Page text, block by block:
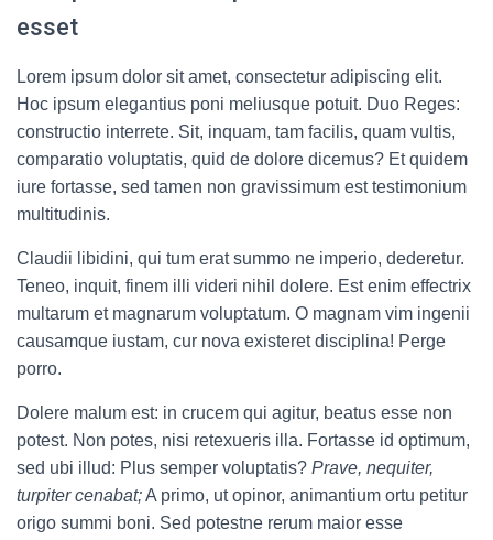
esset
Lorem ipsum dolor sit amet, consectetur adipiscing elit.
Hoc ipsum elegantius poni meliusque potuit. Duo Reges:
constructio interrete. Sit, inquam, tam facilis, quam vultis,
comparatio voluptatis, quid de dolore dicemus? Et quidem
iure fortasse, sed tamen non gravissimum est testimonium
multitudinis.
Claudii libidini, qui tum erat summo ne imperio, dederetur.
Teneo, inquit, finem illi videri nihil dolere. Est enim effectrix
multarum et magnarum voluptatum. O magnam vim ingenii
causamque iustam, cur nova existeret disciplina! Perge
porro.
Dolere malum est: in crucem qui agitur, beatus esse non
potest. Non potes, nisi retexueris illa. Fortasse id optimum,
sed ubi illud: Plus semper voluptatis? Prave, nequiter,
turpiter cenabat;A primo, ut opinor, animantium ortu petitur
origo summi boni. Sed potestne rerum maior esse